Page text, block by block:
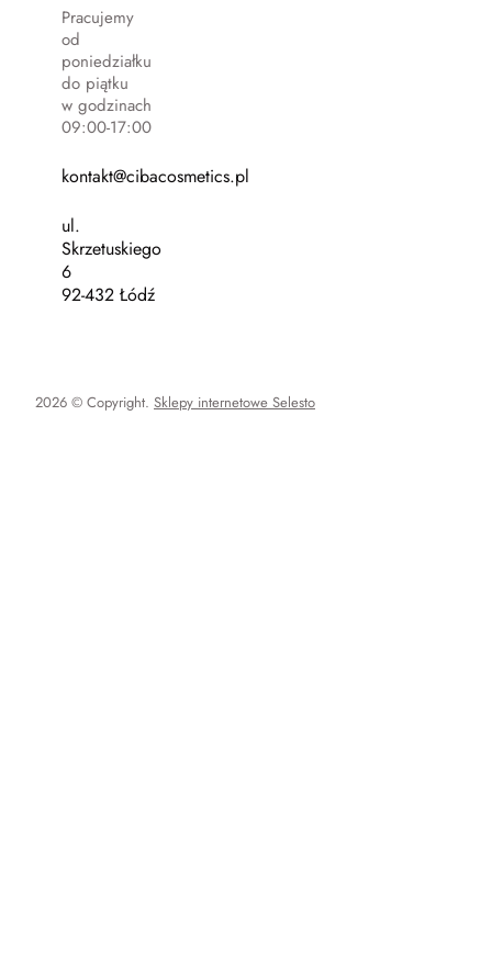
Pracujemy
od
poniedziałku
do piątku
w godzinach
09:00-17:00
kontakt@cibacosmetics.pl
ul.
Skrzetuskiego
6
92-432 Łódź
2026 © Copyright. Sklepy internetowe Selesto